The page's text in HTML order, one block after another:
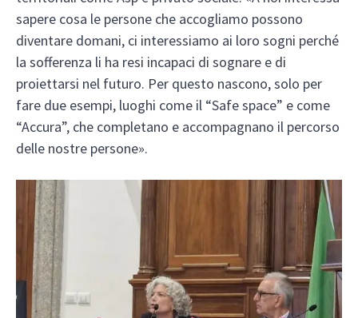
sapere cosa le persone che accogliamo possono
diventare domani, ci interessiamo ai loro sogni perché
la sofferenza li ha resi incapaci di sognare e di
proiettarsi nel futuro. Per questo nascono, solo per
fare due esempi, luoghi come il “Safe space” e come
“Accura”, che completano e accompagnano il percorso
delle nostre persone».